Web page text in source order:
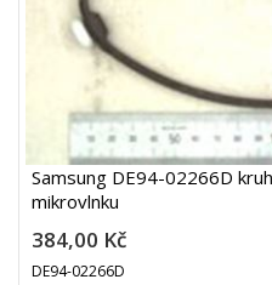
Samsung DE94-02266D
mikrovlnku
384,00 Kč
DE94-02266D